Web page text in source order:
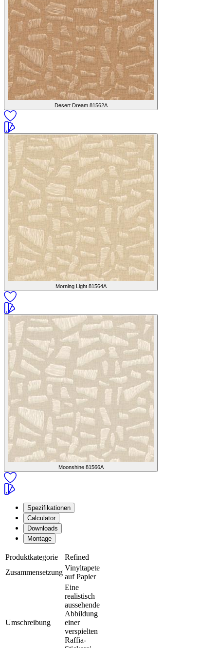
Desert Dream 81562A
Morning Light 81564A
Moonshine 81566A
Spezifikationen
Calculator
Downloads
Montage
Produktkategorie
Refined
Zusammensetzung
Vinyltapete
auf Papier
Umschreibung
Eine
realistisch
aussehende
Abbildung
einer
verspielten
Raffia-